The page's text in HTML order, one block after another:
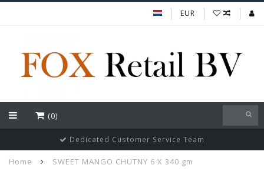
EUR
(0)
Dedicated Customer Service Team
Home SWEET MANGO CHUTNY 6 X 340 gm